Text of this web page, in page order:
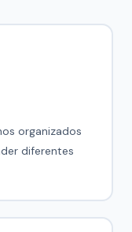
organizados
diferentes